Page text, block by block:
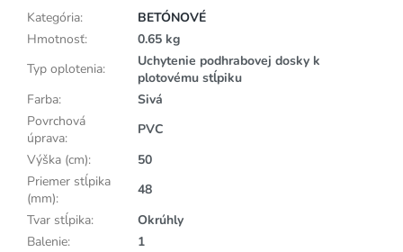
Kategória:
BETÓNOVÉ
Hmotnosť:
0.65 kg
Typ oplotenia:
Uchytenie podhrabovej dosky k
plotovému stĺpiku
Farba:
Sivá
Povrchová
úprava:
PVC
Výška (cm):
50
Priemer stĺpika
(mm):
48
Tvar stĺpika:
Okrúhly
Balenie:
1